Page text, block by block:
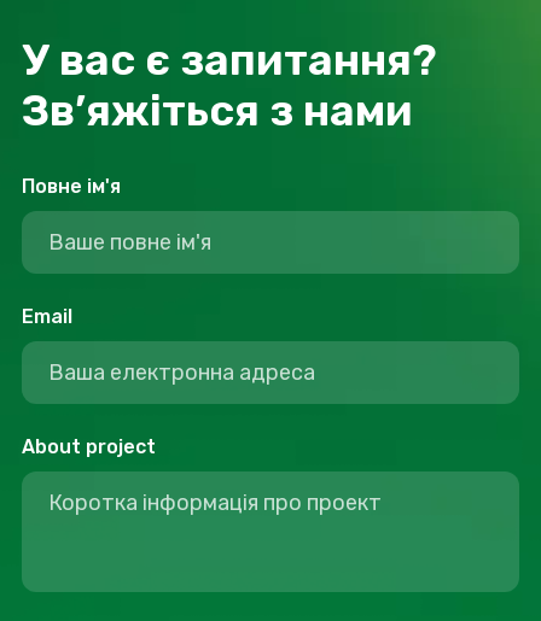
У вас є запитання?
Зв’яжіться з нами
Повне ім'я
Email
About project